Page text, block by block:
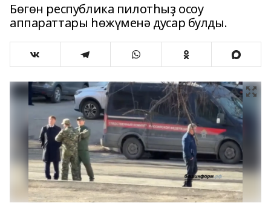
Бөгөн республика пилотһыҙ осоу
аппараттары һөжүменә дусар булды.